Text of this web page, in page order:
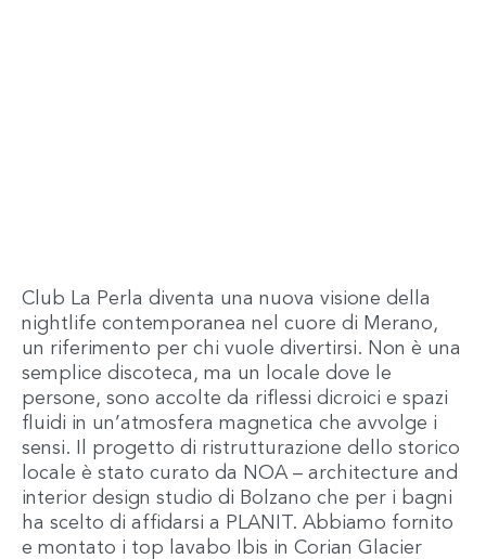
Club La Perla diventa una nuova visione della
nightlife contemporanea nel cuore di Merano,
un riferimento per chi vuole divertirsi. Non è una
semplice discoteca, ma un locale dove le
persone, sono accolte da riflessi dicroici e spazi
fluidi in un’atmosfera magnetica che avvolge i
sensi. Il progetto di ristrutturazione dello storico
locale è stato curato da NOA – architecture and
interior design studio di Bolzano che per i bagni
ha scelto di affidarsi a PLANIT. Abbiamo fornito
e montato i top lavabo Ibis in Corian Glacier